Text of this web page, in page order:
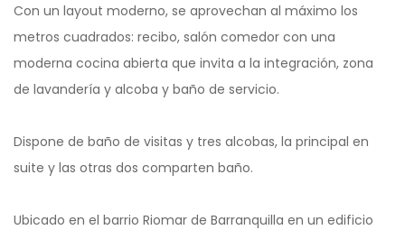
Con un layout moderno, se aprovechan al máximo los
metros cuadrados: recibo, salón comedor con una
moderna cocina abierta que invita a la integración, zona
de lavandería y alcoba y baño de servicio.
Dispone de baño de visitas y tres alcobas, la principal en
suite y las otras dos comparten baño.
Ubicado en el barrio Riomar de Barranquilla en un edificio